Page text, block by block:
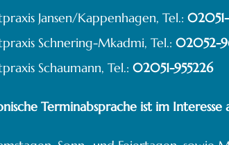
Jansen/Kappenhagen, Tel.: 02051-
Schnering-Mkadmi, Tel.: 02052-
Schaumann, Tel.: 02051-955226
Terminabsprache ist im